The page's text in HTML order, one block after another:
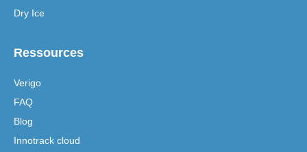
Dry Ice
Ressources
Verigo
FAQ
Blog
Innotrack cloud